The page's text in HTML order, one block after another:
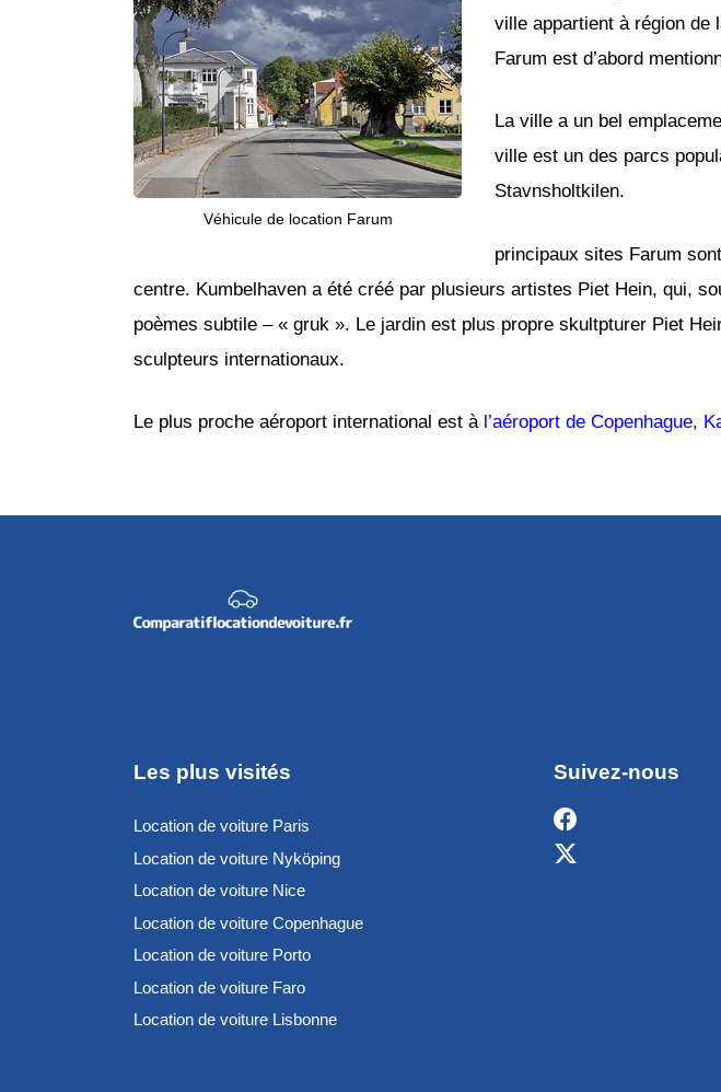
Véhicule de location Farum
ville appartient à région de
Farum est d’abord
La ville a un bel
ville est un des parcs
Stavnsholtkilen.
principaux sites Farum
centre. Kumbelhaven a été créé par plusieurs artistes Piet Hein, qui,
poèmes subtile – « gruk ». Le jardin est plus propre skultpturer Piet
sculpteurs internationaux.
Le plus proche aéroport international est à l’aéroport de Copenhague,
Les plus visités
Location de voiture Paris
Location de voiture Nyköping
Location de voiture Nice
Location de voiture Copenhague
Location de voiture Porto
Location de voiture Faro
Location de voiture Lisbonne
Suivez-nous